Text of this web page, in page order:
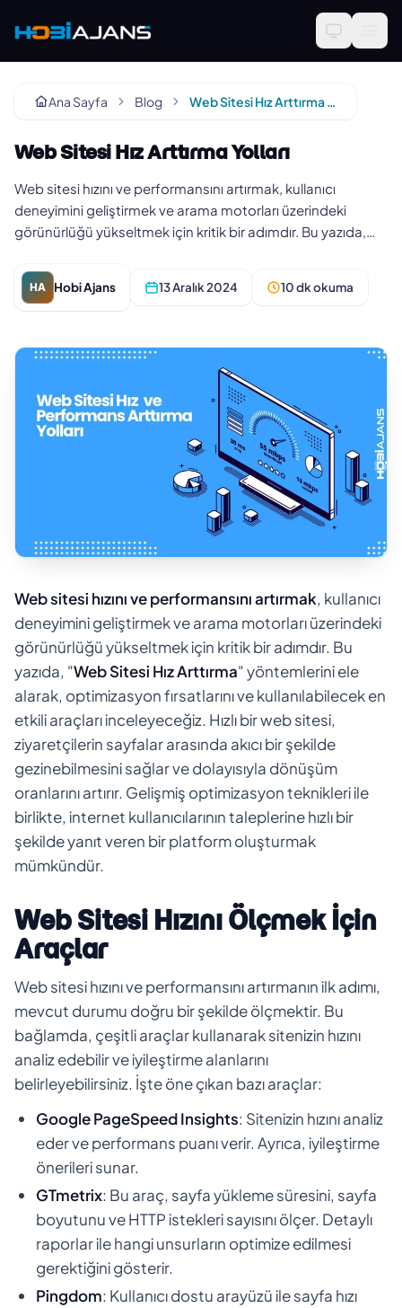
Ana Sayfa Blog Web Sitesi Hız Arttırma Yolları
Web Sitesi Hız Arttırma Yolları
Web sitesi hızını ve performansını artırmak, kullanıcı
deneyimini geliştirmek ve arama motorları üzerindeki
görünürlüğü yükseltmek için kritik bir adımdır. Bu yazıda,
HA Hobi Ajans 13 Aralık 2024 10 dk okuma
Web sitesi hızını ve performansını artırmak, kullanıcı
deneyimini geliştirmek ve arama motorları üzerindeki
görünürlüğü yükseltmek için kritik bir adımdır. Bu
yazıda, "Web Sitesi Hız Arttırma" yöntemlerini ele
alarak, optimizasyon fırsatlarını ve kullanılabilecek en
etkili araçları inceleyeceğiz. Hızlı bir web sitesi,
ziyaretçilerin sayfalar arasında akıcı bir şekilde
gezinebilmesini sağlar ve dolayısıyla dönüşüm
oranlarını artırır. Gelişmiş optimizasyon teknikleri ile
birlikte, internet kullanıcılarının taleplerine hızlı bir
şekilde yanıt veren bir platform oluşturmak
mümkündür.
Web Sitesi Hızını Ölçmek İçin
Araçlar
Web sitesi hızını ve performansını artırmanın ilk adımı,
mevcut durumu doğru bir şekilde ölçmektir. Bu
bağlamda, çeşitli araçlar kullanarak sitenizin hızını
analiz edebilir ve iyileştirme alanlarını
belirleyebilirsiniz. İşte öne çıkan bazı araçlar:
Google PageSpeed Insights: Sitenizin hızını analiz
eder ve performans puanı verir. Ayrıca, iyileştirme
önerileri sunar.
GTmetrix: Bu araç, sayfa yükleme süresini, sayfa
boyutunu ve HTTP istekleri sayısını ölçer. Detaylı
raporlar ile hangi unsurların optimize edilmesi
gerektiğini gösterir.
Pingdom: Kullanıcı dostu arayüzü ile sayfa hızı